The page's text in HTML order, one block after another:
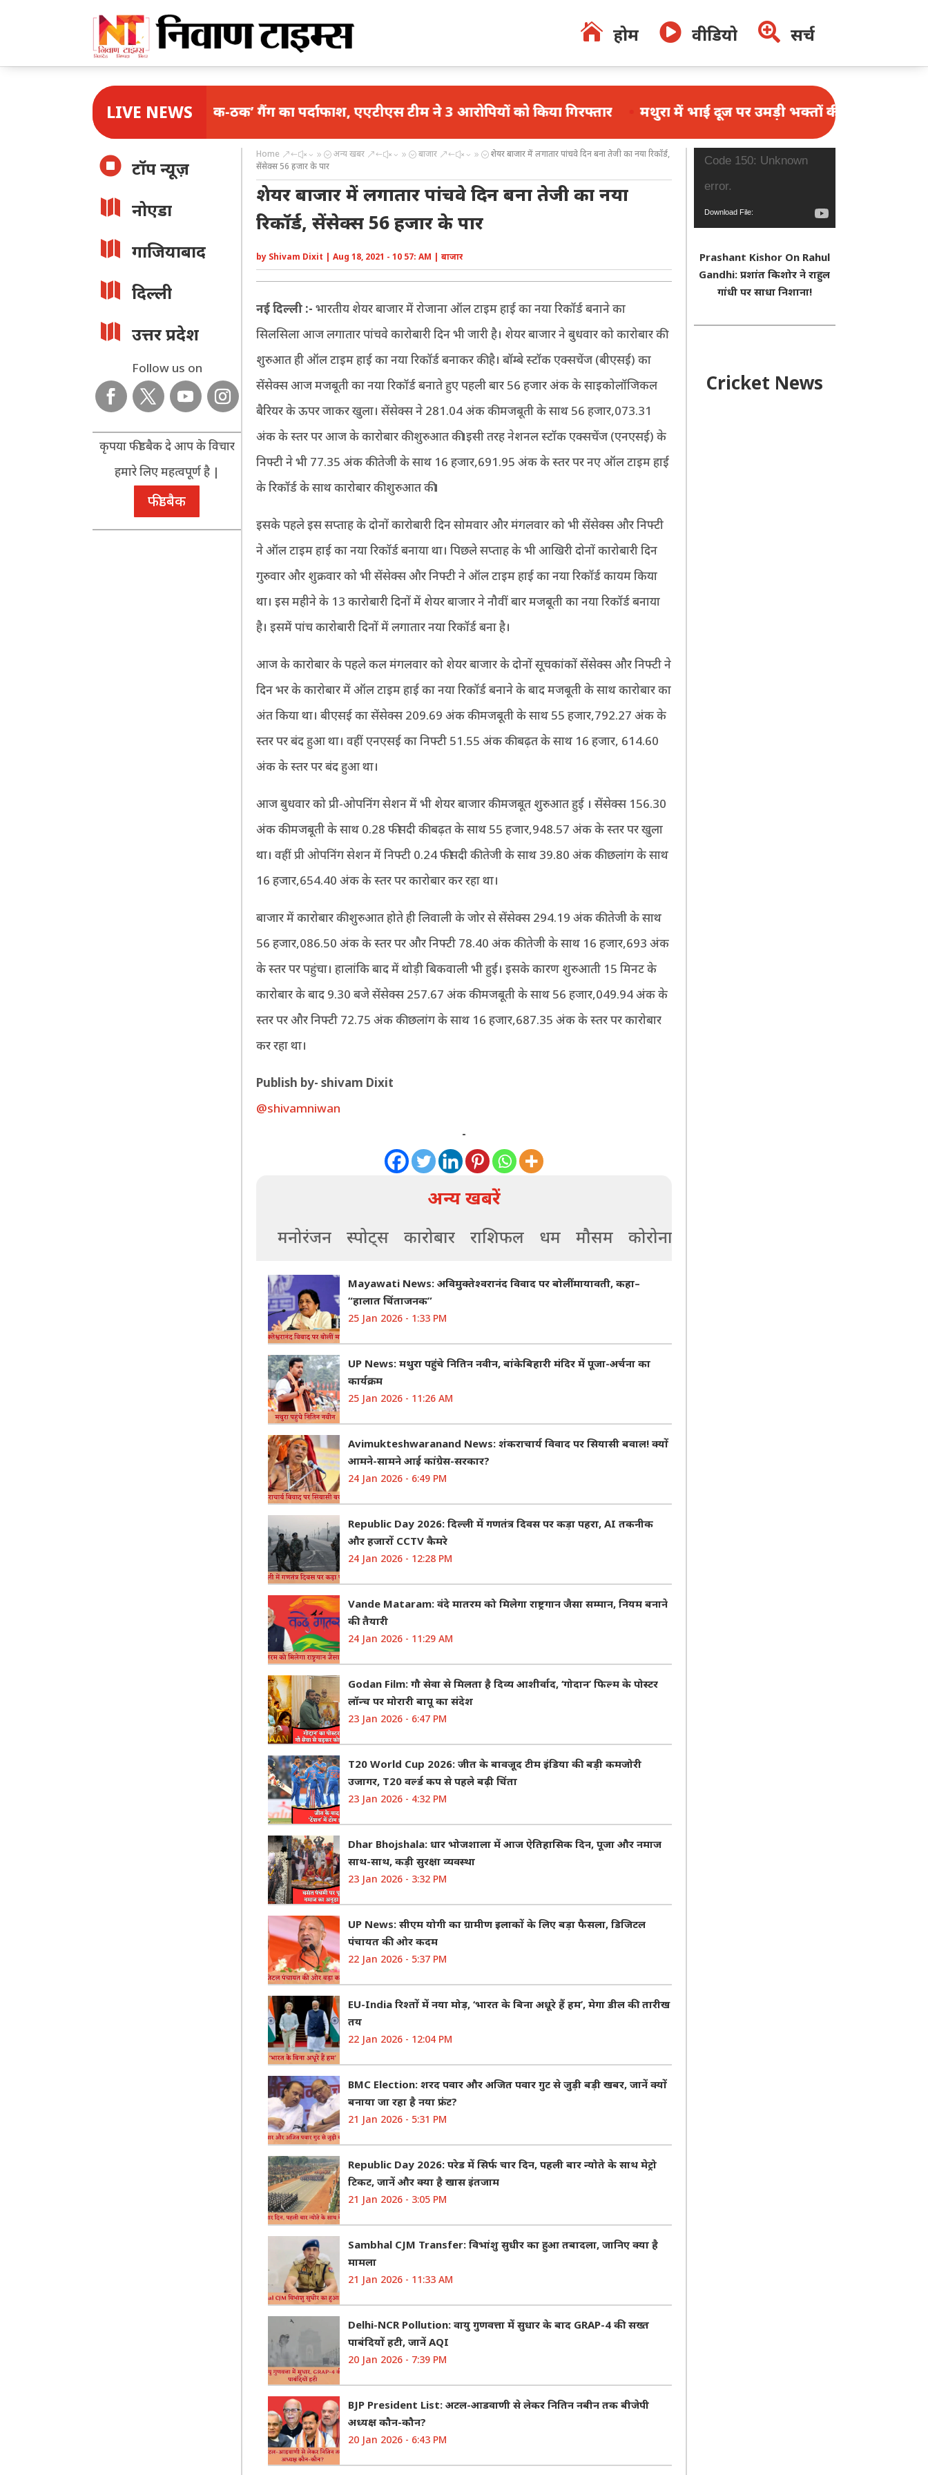
 सर्च
 वीडियो
 होम
LIVE NEWS
दिल्ली में ‘ठक-ठक’ गैंग का पर्दाफाश, एएटीएस टीम ने 3 आरोपियों को किया गिरफ्तार मथुरा में भाई दूज पर उमड़ी भक्तों की भीड़, 1.25 लाख श्रद्धालुओं ने
 टॉप न्यूज़
 नोएडा
 गाजियाबाद
 दिल्ली
 उत्तर प्रदेश
Follow us on
कृपया फीडबैक दे आप के विचार
हमारे लिए महत्वपूर्ण है |
फीडबैक
Home &#x39; अन्य खबर &#x39; बाजार &#x39; शेयर बाजार में लगातार पांचवे दिन बना तेजी का नया रिकॉर्ड,
सेंसेक्स 56 हजार के पार
शेयर बाजार में लगातार पांचवे दिन बना तेजी का नया
रिकॉर्ड, सेंसेक्स 56 हजार के पार
by Shivam Dixit |Aug 18, 2021 - 10 57: AM |बाजार
नई दिल्ली :-भारतीय शेयर बाजार में रोजाना ऑल टाइम हाई का नया रिकॉर्ड बनाने का
सिलसिला आज लगातार पांचवे कारोबारी दिन भी जारी है। शेयर बाजार ने बुधवार को कारोबार की
शुरुआत ही ऑल टाइम हाई का नया रिकॉर्ड बनाकर की है। बॉम्बे स्टॉक एक्सचेंज (बीएसई) का
सेंसेक्स आज मजबूती का नया रिकॉर्ड बनाते हुए पहली बार 56 हजार अंक के साइकोलॉजिकल
बैरियर के ऊपर जाकर खुला। सेंसेक्स ने 281.04 अंक की मजबूती के साथ 56 हजार,073.31
अंक के स्तर पर आज के कारोबार की शुरुआत की।इसी तरह नेशनल स्टॉक एक्सचेंज (एनएसई) के
निफ्टी ने भी 77.35 अंक की तेजी के साथ 16 हजार,691.95 अंक के स्तर पर नए ऑल टाइम हाई
के रिकॉर्ड के साथ कारोबार की शुरुआत की।
इसके पहले इस सप्ताह के दोनों कारोबारी दिन सोमवार और मंगलवार को भी सेंसेक्स और निफ्टी
ने ऑल टाइम हाई का नया रिकॉर्ड बनाया था। पिछले सप्ताह के भी आखिरी दोनों कारोबारी दिन
गुरुवार और शुक्रवार को भी सेंसेक्स और निफ्टी ने ऑल टाइम हाई का नया रिकॉर्ड कायम किया
था। इस महीने के 13 कारोबारी दिनों में शेयर बाजार ने नौवीं बार मजबूती का नया रिकॉर्ड बनाया
है। इसमें पांच कारोबारी दिनों में लगातार नया रिकॉर्ड बना है।
आज के कारोबार के पहले कल मंगलवार को शेयर बाजार के दोनों सूचकांकों सेंसेक्स और निफ्टी ने
दिन भर के कारोबार में ऑल टाइम हाई का नया रिकॉर्ड बनाने के बाद मजबूती के साथ कारोबार का
अंत किया था। बीएसई का सेंसेक्स 209.69 अंक की मजबूती के साथ 55 हजार,792.27 अंक के
स्तर पर बंद हुआ था। वहीं एनएसई का निफ्टी 51.55 अंक की बढ़त के साथ 16 हजार, 614.60
अंक के स्तर पर बंद हुआ था।
आज बुधवार को प्री-ओपनिंग सेशन में भी शेयर बाजार की मजबूत शुरुआत हुई । सेंसेक्स 156.30
अंक की मजबूती के साथ 0.28 फीसदी की बढ़त के साथ 55 हजार,948.57 अंक के स्तर पर खुला
था। वहीं प्री ओपनिंग सेशन में निफ्टी 0.24 फीसदी की तेजी के साथ 39.80 अंक की छलांग के साथ
16 हजार,654.40 अंक के स्तर पर कारोबार कर रहा था।
बाजार में कारोबार की शुरुआत होते ही लिवाली के जोर से सेंसेक्स 294.19 अंक की तेजी के साथ
56 हजार,086.50 अंक के स्तर पर और निफ्टी 78.40 अंक की तेजी के साथ 16 हजार,693 अंक
के स्तर पर पहुंचा। हालांकि बाद में थोड़ी बिकवाली भी हुई। इसके कारण शुरुआती 15 मिनट के
कारोबार के बाद 9.30 बजे सेंसेक्स 257.67 अंक की मजबूती के साथ 56 हजार,049.94 अंक के
स्तर पर और निफ्टी 72.75 अंक की छलांग के साथ 16 हजार,687.35 अंक के स्तर पर कारोबार
कर रहा था।
Publish by- shivam Dixit
@shivamniwan
-
अन्य खबरें
मनोरंजन स्पोर्ट्स कारोबार राशिफल धर्म मौसम कोरोना
Mayawati News: अविमुक्तेश्वरानंद विवाद पर बोलीं मायावती, कहा–
“हालात चिंताजनक”
25 Jan 2026 - 1:33 PM
UP News: मथुरा पहुंचे नितिन नवीन, बांकेबिहारी मंदिर में पूजा-अर्चना का
कार्यक्रम
25 Jan 2026 - 11:26 AM
Avimukteshwaranand News: शंकराचार्य विवाद पर सियासी बवाल! क्यों
आमने-सामने आई कांग्रेस-सरकार?
24 Jan 2026 - 6:49 PM
Republic Day 2026: दिल्ली में गणतंत्र दिवस पर कड़ा पहरा, AI तकनीक
और हजारों CCTV कैमरे
24 Jan 2026 - 12:28 PM
Vande Mataram: वंदे मातरम को मिलेगा राष्ट्रगान जैसा सम्मान, नियम बनाने
की तैयारी
24 Jan 2026 - 11:29 AM
Godan Film: गौ सेवा से मिलता है दिव्य आशीर्वाद, ‘गोदान’ फिल्म के पोस्टर
लॉन्च पर मोरारी बापू का संदेश
23 Jan 2026 - 6:47 PM
T20 World Cup 2026: जीत के बावजूद टीम इंडिया की बड़ी कमजोरी
उजागर, T20 वर्ल्ड कप से पहले बढ़ी चिंता
23 Jan 2026 - 4:32 PM
Dhar Bhojshala: धार भोजशाला में आज ऐतिहासिक दिन, पूजा और नमाज
साथ-साथ, कड़ी सुरक्षा व्यवस्था
23 Jan 2026 - 3:32 PM
UP News: सीएम योगी का ग्रामीण इलाकों के लिए बड़ा फैसला, डिजिटल
पंचायत की ओर कदम
22 Jan 2026 - 5:37 PM
EU-India रिश्तों में नया मोड़, ‘भारत के बिना अधूरे हैं हम’, मेगा डील की तारीख
तय
22 Jan 2026 - 12:04 PM
BMC Election: शरद पवार और अजित पवार गुट से जुड़ी बड़ी खबर, जानें क्यों
बनाया जा रहा है नया फ्रंट?
21 Jan 2026 - 5:31 PM
Republic Day 2026: परेड में सिर्फ चार दिन, पहली बार न्योते के साथ मेट्रो
टिकट, जानें और क्या है खास इंतजाम
21 Jan 2026 - 3:05 PM
Sambhal CJM Transfer: विभांशु सुधीर का हुआ तबादला, जानिए क्या है
मामला
21 Jan 2026 - 11:33 AM
Delhi-NCR Pollution: वायु गुणवत्ता में सुधार के बाद GRAP-4 की सख्त
पाबंदियों हटी, जानें AQI
20 Jan 2026 - 7:39 PM
BJP President List: अटल-आडवाणी से लेकर नितिन नबीन तक बीजेपी
अध्यक्ष कौन-कौन?
20 Jan 2026 - 6:43 PM
Video
Player
Code 150: Unknown
error.
Download File:
v=N_f4W2r2nys&_=1
Prashant Kishor On Rahul
Gandhi: प्रशांत किशोर ने राहुल
गांधी पर साधा निशाना!
Cricket News